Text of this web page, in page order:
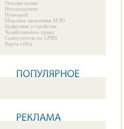
Основы права
Неопределено
Немецкий
Мировая экономика МЭО
Цифровые устройства
Хозяйственное право
Самоучитель по GPRS
Карта сайта